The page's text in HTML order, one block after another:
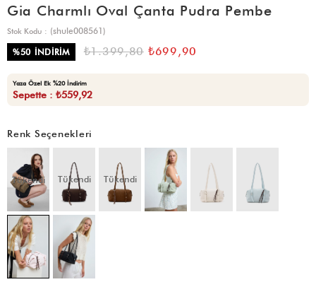
Gia Charmlı Oval Çanta Pudra Pembe
Stok Kodu
(shule008561)
%50 İNDIRIM ₺1.399,80 ₺699,90
Yaza Özel Ek %20 İndirim
Sepette : ₺559,92
Renk Seçenekleri
Tükendi Tükendi Tükendi